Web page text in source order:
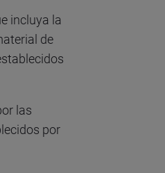
incluya la
de
las
por